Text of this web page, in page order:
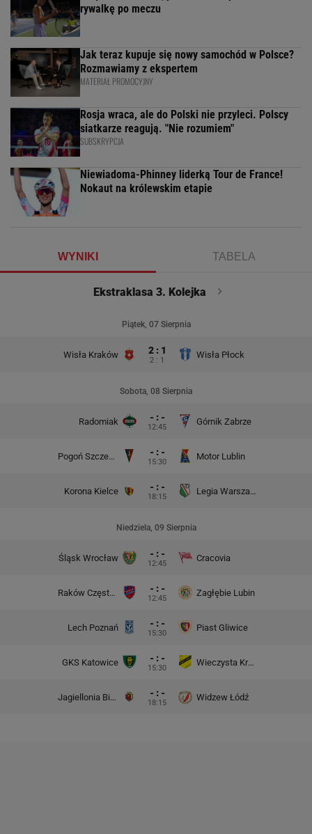
rywalkę po meczu
Jak teraz kupuje się nowy samochód w Polsce?
Rozmawiamy z ekspertem
MATERIAŁ PROMOCYJNY
Rosja wraca, ale do Polski nie przyleci. Polscy
siatkarze reagują. "Nie rozumiem"
SUBSKRYPCJA
Niewiadoma-Phinney liderką Tour de France!
Nokaut na królewskim etapie
WYNIKI TABELA
Ekstraklasa 3. Kolejka
Piątek, 07 Sierpnia
Wisła Kraków 2 : 1
2 : 1
Wisła Płock
Sobota, 08 Sierpnia
Radomiak - : -
12:45
Górnik Zabrze
Pogoń Szczecin - : -
15:30
Motor Lublin
Korona Kielce - : -
18:15
Legia Warszawa
Niedziela, 09 Sierpnia
Śląsk Wrocław - : -
12:45
Cracovia
Raków Częstochowa - : -
12:45
Zagłębie Lubin
Lech Poznań - : -
15:30
Piast Gliwice
GKS Katowice - : -
15:30
Wieczysta Kraków
Jagiellonia Białystok - : -
18:15
Widzew Łódź